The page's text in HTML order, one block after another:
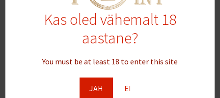
Kas oled vähemalt 18
aastane?
You must be at least 18 to enter this site
JAH EI
Kuvatakse üksik tulemus